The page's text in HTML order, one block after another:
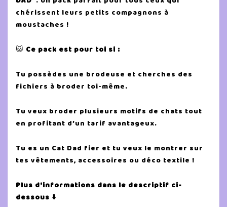
chérissent leurs petits compagnons à
moustaches !
🐱 Ce pack est pour toi si :
Tu possèdes une brodeuse et cherches des
fichiers à broder toi-même.
Tu veux broder plusieurs motifs de chats tout
en profitant d’un tarif avantageux.
Tu es un Cat Dad fier et tu veux le montrer sur
tes vêtements, accessoires ou déco textile !
Plus d'informations dans le descriptif ci-
dessous ⬇️